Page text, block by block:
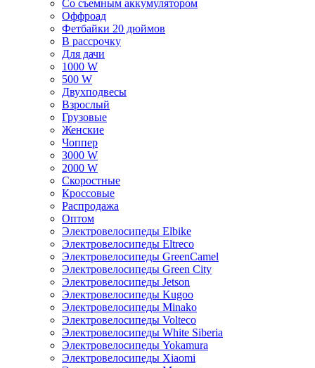
Со съемным аккумулятором
Оффроад
Фетбайки 20 дюймов
В рассрочку
Для дачи
1000 W
500 W
Двухподвесы
Взрослый
Грузовые
Женские
Чоппер
3000 W
2000 W
Скоростные
Кроссовые
Распродажа
Оптом
Электровелосипеды Elbike
Электровелосипеды Eltreco
Электровелосипеды GreenCamel
Электровелосипеды Green City
Электровелосипеды Jetson
Электровелосипеды Kugoo
Электровелосипеды Minako
Электровелосипеды Volteco
Электровелосипеды White Siberia
Электровелосипеды Yokamura
Электровелосипеды Xiaomi